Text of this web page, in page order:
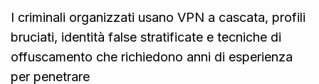
I criminali organizzati usano VPN a cascata, profili
bruciati, identità false stratificate e tecniche di
offuscamento che richiedono anni di esperienza
per penetrare